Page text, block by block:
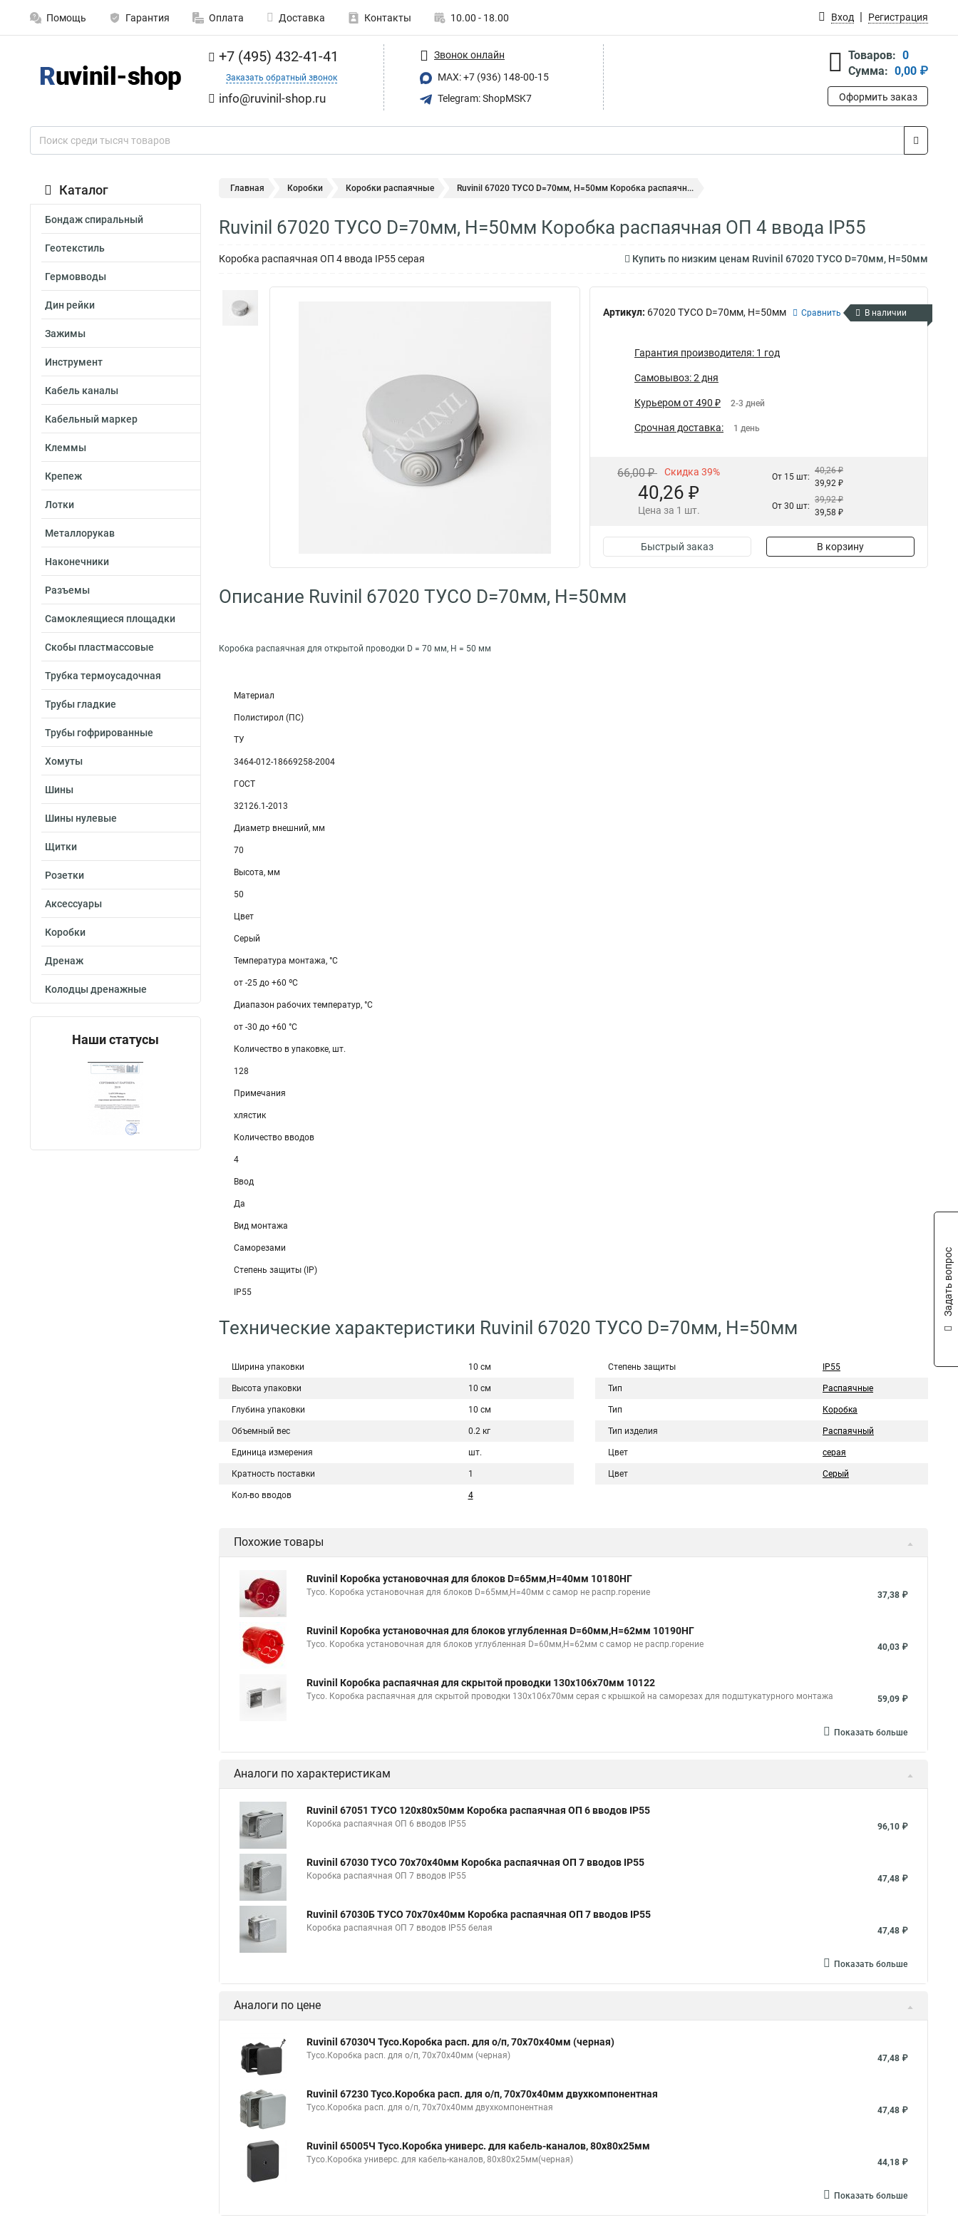
Помощь Гарантия Оплата Доставка Контакты 10.00 - 18.00 Вход Регистрация
+7 (495) 432-41-41
Заказать обратный звонок
info@ruvinil-shop.ru
Звонок онлайн
MAX: +7 (936) 148-00-15
Telegram: ShopMSK7
Товаров: 0
Сумма: 0,00 ₽
Оформить заказ
Каталог
Бондаж спиральный
Геотекстиль
Гермовводы
Дин рейки
Зажимы
Инструмент
Кабель каналы
Кабельный маркер
Клеммы
Крепеж
Лотки
Металлорукав
Наконечники
Разъемы
Самоклеящиеся площадки
Скобы пластмассовые
Трубка термоусадочная
Трубы гладкие
Трубы гофрированные
Хомуты
Шины
Шины нулевые
Щитки
Розетки
Аксессуары
Коробки
Дренаж
Колодцы дренажные
Наши статусы
Главная Коробки Коробки распаячные Ruvinil 67020 ТУСО D=70мм, H=50мм Коробка распаячн...
Ruvinil 67020 ТУСО D=70мм, H=50мм Коробка распаячная ОП 4 ввода IP55
Коробка распаячная ОП 4 ввода IP55 серая Купить по низким ценам Ruvinil 67020 ТУСО D=70мм, H=50мм
Артикул: 67020 ТУСО D=70мм, H=50мм Сравнить В наличии
Гарантия производителя: 1 год
Самовывоз: 2 дня
Курьером от 490 ₽ 2-3 дней
Срочная доставка: 1 день
66,00 ₽ Скидка 39%
40,26 ₽
Цена за 1 шт.
От 15 шт:
40,26 ₽
39,92 ₽
От 30 шт:
39,92 ₽
39,58 ₽
Быстрый заказ В корзину
Описание Ruvinil 67020 ТУСО D=70мм, H=50мм
Коробка распаячная для открытой проводки D = 70 мм, H = 50 мм
Материал
Полистирол (ПС)
ТУ
3464-012-18669258-2004
ГОСТ
32126.1-2013
Диаметр внешний, мм
70
Высота, мм
50
Цвет
Серый
Температура монтажа, °С
от -25 до +60 ºС
Диапазон рабочих температур, °С
от -30 до +60 °С
Количество в упаковке, шт.
128
Примечания
хлястик
Количество вводов
4
Ввод
Да
Вид монтажа
Саморезами
Степень защиты (IP)
IP55
Технические характеристики Ruvinil 67020 ТУСО D=70мм, H=50мм
Ширина упаковки 10 см
Высота упаковки 10 см
Глубина упаковки 10 см
Объемный вес 0.2 кг
Единица измерения шт.
Кратность поставки 1
Кол-во вводов 4
Степень защиты IP55
Тип Распаячные
Тип Коробка
Тип изделия Распаячный
Цвет серая
Цвет Серый
Похожие товары
Ruvinil Коробка установочная для блоков D=65мм,H=40мм 10180НГ
Тусо. Коробка установочная для блоков D=65мм,H=40мм с самор не распр.горение 37,38 ₽
Ruvinil Коробка установочная для блоков углубленная D=60мм,Н=62мм 10190НГ
Тусо. Коробка установочная для блоков углубленная D=60мм,Н=62мм с самор не распр.горение 40,03 ₽
Ruvinil Коробка распаячная для скрытой проводки 130х106х70мм 10122
Тусо. Коробка распаячная для скрытой проводки 130х106х70мм серая с крышкой на саморезах для подштукатурного монтажа 59,09 ₽
Показать больше
Аналоги по характеристикам
Ruvinil 67051 ТУСО 120х80х50мм Коробка распаячная ОП 6 вводов IP55
Коробка распаячная ОП 6 вводов IP55 96,10 ₽
Ruvinil 67030 ТУСО 70х70х40мм Коробка распаячная ОП 7 вводов IP55
Коробка распаячная ОП 7 вводов IP55 47,48 ₽
Ruvinil 67030Б ТУСО 70х70х40мм Коробка распаячная ОП 7 вводов IP55
Коробка распаячная ОП 7 вводов IP55 белая 47,48 ₽
Показать больше
Аналоги по цене
Ruvinil 67030Ч Тусо.Коробка расп. для о/п, 70х70х40мм (черная)
Тусо.Коробка расп. для о/п, 70х70х40мм (черная) 47,48 ₽
Ruvinil 67230 Тусо.Коробка расп. для о/п, 70х70х40мм двухкомпонентная
Тусо.Коробка расп. для о/п, 70х70х40мм двухкомпонентная 47,48 ₽
Ruvinil 65005Ч Тусо.Коробка универс. для кабель-каналов, 80х80х25мм
Тусо.Коробка универс. для кабель-каналов, 80х80х25мм(черная) 44,18 ₽
Показать больше
Задать вопрос